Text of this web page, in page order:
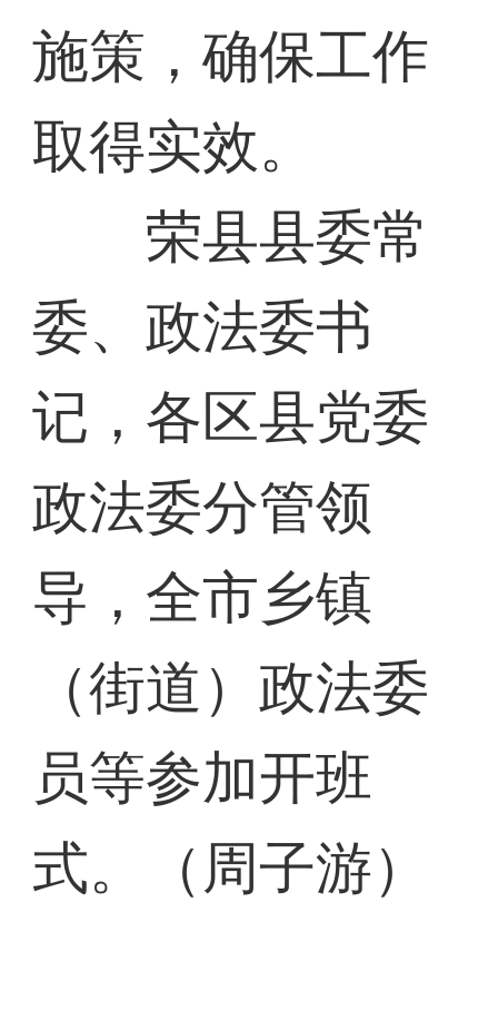
施策，确保工作
取得实效。
荣县县委常
委、政法委书
记，各区县党委
政法委分管领
导，全市乡镇
（街道）政法委
员等参加开班
式。（周子游）